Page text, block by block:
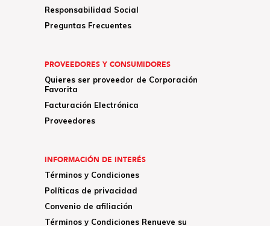
Responsabilidad Social
Preguntas Frecuentes
PROVEEDORES Y CONSUMIDORES
Quieres ser proveedor de Corporación
Favorita
Facturación Electrónica
Proveedores
INFORMACIÓN DE INTERÉS
Términos y Condiciones
Políticas de privacidad
Convenio de afiliación
Términos y Condiciones Renueve su